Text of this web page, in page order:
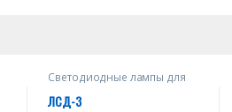
Светодиодные лампы для
заградительных огней
ЛСД-3